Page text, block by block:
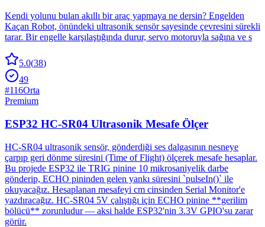
Kendi yolunu bulan akıllı bir araç yapmaya ne dersin? Engelden
Kaçan Robot, önündeki ultrasonik sensör sayesinde çevresini sürekli
tarar. Bir engelle karşılaştığında durur, servo motoruyla sağına ve s
5.0(38)
49
#116Orta
Premium
ESP32 HC-SR04 Ultrasonik Mesafe Ölçer
HC-SR04 ultrasonik sensör, gönderdiği ses dalgasının nesneye
çarpıp geri dönme süresini (Time of Flight) ölçerek mesafe hesaplar.
Bu projede ESP32 ile TRIG pinine 10 mikrosaniyelik darbe
gönderip, ECHO pininden gelen yankı süresini `pulseIn()` ile
okuyacağız. Hesaplanan mesafeyi cm cinsinden Serial Monitor'e
yazdıracağız. HC-SR04 5V çalıştığı için ECHO pinine **gerilim
bölücü** zorunludur — aksi halde ESP32'nin 3.3V GPIO'su zarar
görür.